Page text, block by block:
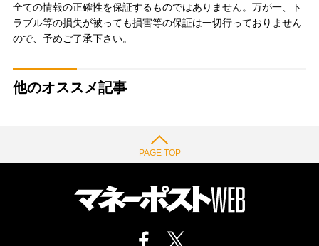
全ての情報の正確性を保証するものではありません。万が一、ト
ラブル等の損失が被っても損害等の保証は一切行っておりません
ので、予めご了承下さい。
他のオススメ記事
PAGE TOP